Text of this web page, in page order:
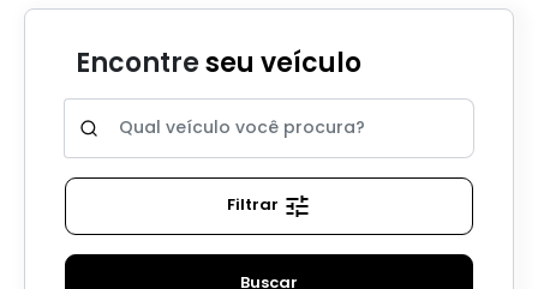
Encontreseu veículo
Filtrar
Buscar